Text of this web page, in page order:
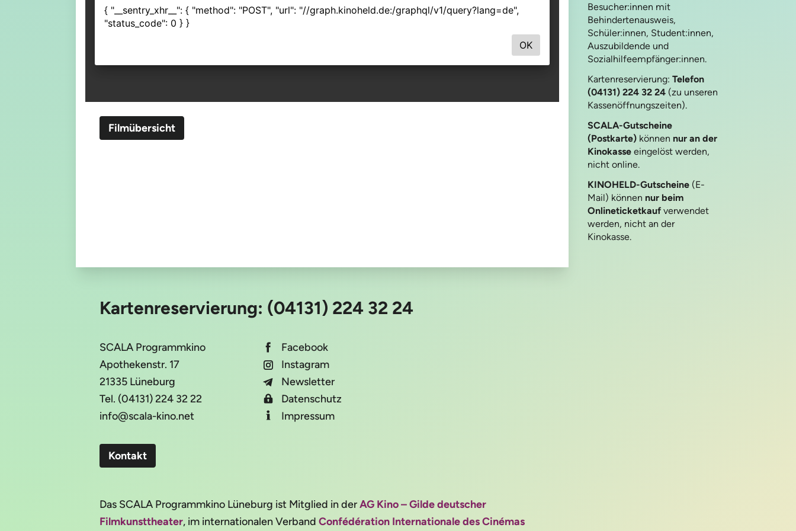
Filmübersicht
Besucher:innen mit
Behindertenausweis,
Schüler:innen, Student:innen,
Auszubildende und
Sozialhilfeempfänger:innen.
Kartenreservierung: Telefon
(04131) 224 32 24 (zu unseren
Kassenöffnungszeiten).
SCALA-Gutscheine
(Postkarte) können nur an der
Kinokasse eingelöst werden,
nicht online.
KINOHELD-Gutscheine (E-
Mail) können nur beim
Onlineticketkauf verwendet
werden, nicht an der
Kinokasse.
Kartenreservierung: (04131) 224 32 24
SCALA Programmkino
Apothekenstr. 17
21335 Lüneburg
Tel. (04131) 224 32 22
info@scala-kino.net
Kontakt
Facebook
Instagram
Newsletter
Datenschutz
Impressum
Das SCALA Programmkino Lüneburg ist Mitglied in derAG Kino – Gilde deutscher
Filmkunsttheater, im internationalen Verband Confédération Internationale des Cinémas